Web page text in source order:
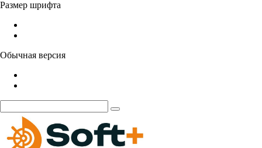
Размер шрифта
Обычная версия